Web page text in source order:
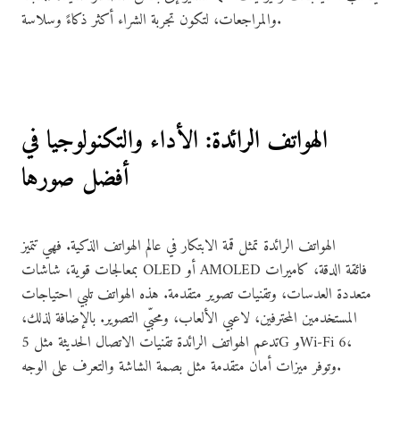
والمراجعات، لتكون تجربة الشراء أكثر ذكاءً وسلاسة.
الهواتف الرائدة: الأداء والتكنولوجيا في
أفضل صورها
الهواتف الرائدة تمثل قمة الابتكار في عالم الهواتف الذكية. فهي تتميز
بمعالجات قوية، شاشات OLED أو AMOLED فائقة الدقة، كاميرات
متعددة العدسات، وتقنيات تصوير متقدمة. هذه الهواتف تلبي احتياجات
المستخدمين المحترفين، لاعبي الألعاب، ومحبّي التصوير. بالإضافة لذلك،
تدعم الهواتف الرائدة تقنيات الاتصال الحديثة مثل 5G وWi-Fi 6،
وتوفر ميزات أمان متقدمة مثل بصمة الشاشة والتعرف على الوجه.